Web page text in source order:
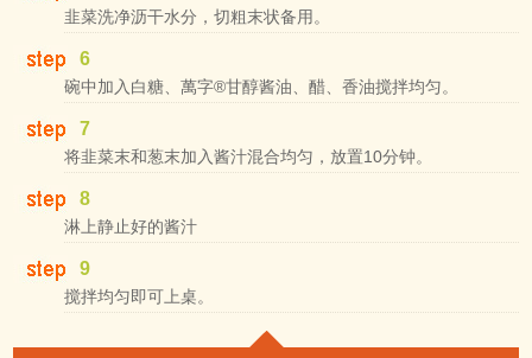
韭菜洗净沥干水分，切粗末状备用。
6
碗中加入白糖、萬字®甘醇酱油、醋、香油搅拌均匀。
7
将韭菜末和葱末加入酱汁混合均匀，放置10分钟。
8
淋上静止好的酱汁
9
搅拌均匀即可上桌。